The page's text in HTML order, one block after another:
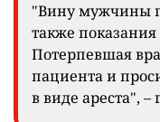
"Вину мужчины
также
Потерпевшая
пациента и
в виде ареста", –